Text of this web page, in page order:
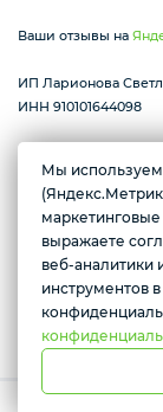
Ваши отзывы на
ИП Ларионова
ИНН 910101644098
Республика
пн-вс с 07:30
Мы используем
выражаете
веб-аналитики
инструментов